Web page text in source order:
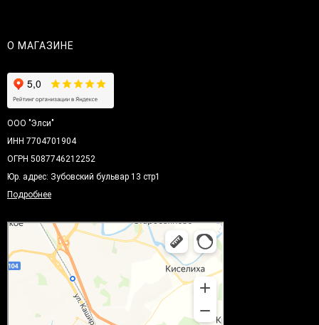
О МАГАЗИНЕ
ООО "Элси"
ИНН 7704701904
ОГРН 5087746212252
Юр. адрес: Зубовский бульвар 13 стр1
Подробнее